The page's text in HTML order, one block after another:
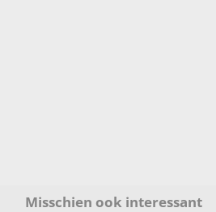
Misschien ook interessant